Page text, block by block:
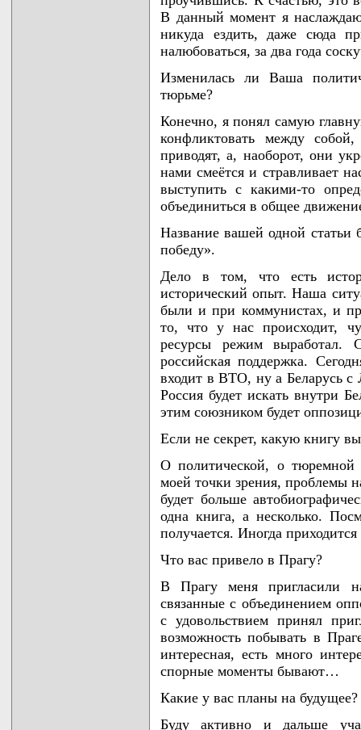
В данный момент я
никуда ездить, даже сюда
налюбоваться, за два года
Изменилась ли Ваша
тюрьме?
Конечно, я понял самую
конфликтовать между
приводят, а, наоборот, они
нами смеётся и стравливает
выступить с какими-то
объединиться в общее
Название вашей одной статьи
победу».
Дело в том, что есть
исторический опыт. Наша
были и при коммунистах, и
то, что у нас происходит,
ресурсы режим
российская поддержка.
входит в ВТО, ну а Беларусь
Россия будет искать внутри
этим союзником будет
Если не секрет, какую книгу
О политической, о тюремной
моей точки зрения, проблемы
будет больше
одна книга, а несколько.
получается. Иногда
Что вас привело в Прагу?
В Прагу меня пригласили
связанные с объединением
с удовольствием принял
возможность побывать в
интересная, есть много
спорные моменты бывают…
Какие у вас планы на
Буду активно и дальше